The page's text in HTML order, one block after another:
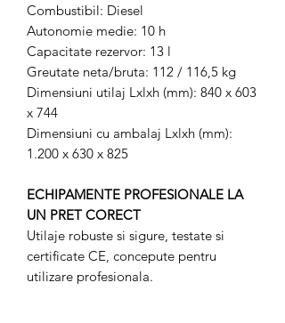
Combustibil: Diesel
Autonomie medie: 10 h
Capacitate rezervor: 13 l
Greutate neta/bruta: 112 / 116,5 kg
Dimensiuni utilaj Lxlxh (mm): 840 x 603
x 744
Dimensiuni cu ambalaj Lxlxh (mm):
1.200 x 630 x 825
ECHIPAMENTE PROFESIONALE LA
UN PRET CORECT
Utilaje robuste si sigure, testate si
certificate CE, concepute pentru
utilizare profesionala.